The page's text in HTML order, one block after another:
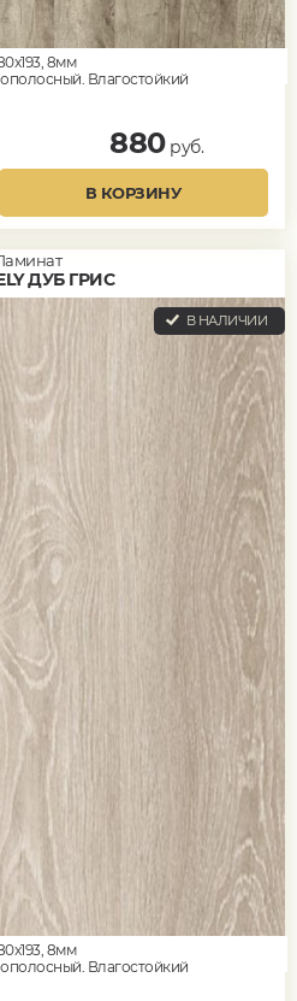
8мм
Влагостойкий
880руб.
В КОРЗИНУ
ДУБ ГРИС
В НАЛИЧИИ
8мм
Влагостойкий